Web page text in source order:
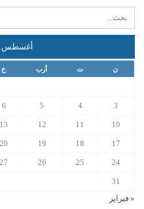
أغسطس 2026
ن ث أرب خ
3
4
5
6
10
11
12
13
17
18
19
20
24
25
26
27
31
« فبراير